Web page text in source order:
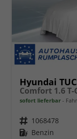
Hyundai
sofort lieferbar
Fahrzeugnr. 1068478
Kraftstoff Benzin